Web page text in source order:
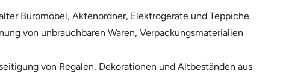
Büromöbel, Aktenordner, Elektrogeräte und Teppiche.
von unbrauchbaren Waren, Verpackungsmaterialien
von Regalen, Dekorationen und Altbeständen aus